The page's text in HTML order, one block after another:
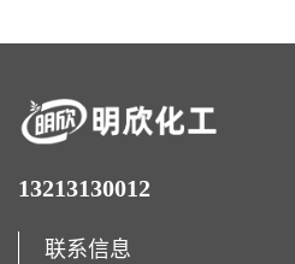
13213130012
联系信息